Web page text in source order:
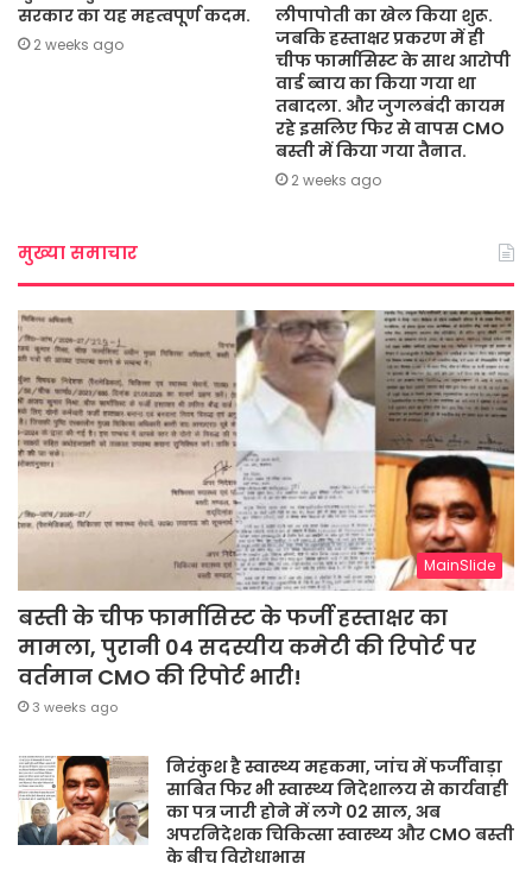
सरकार का यह महत्वपूर्ण कदम.
2 weeks ago
लीपापोती का खेल किया शुरू.
जबकि हस्ताक्षर प्रकरण में ही
चीफ फार्मासिस्ट के साथ आरोपी
वार्ड ब्वाय का किया गया था
तबादला. और जुगलबंदी कायम
रहे इसलिए फिर से वापस CMO
बस्ती में किया गया तैनात.
2 weeks ago
मुख्या समाचार
MainSlide
बस्ती के चीफ फार्मासिस्ट के फर्जी हस्ताक्षर का
मामला, पुरानी 04 सदस्यीय कमेटी की रिपोर्ट पर
वर्तमान CMO की रिपोर्ट भारी!
3 weeks ago
निरंकुश है स्वास्थ्य महकमा, जांच में फर्जीवाड़ा
साबित फिर भी स्वास्थ्य निदेशालय से कार्यवाही
का पत्र जारी होने में लगे 02 साल, अब
अपरनिदेशक चिकित्सा स्वास्थ्य और CMO बस्ती
के बीच विरोधाभास